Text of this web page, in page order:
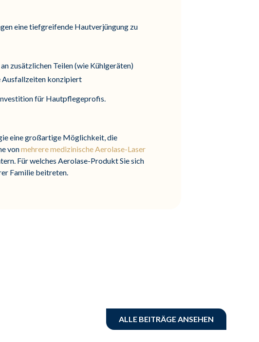
eine tiefgreifende Hautverjüngung zu
zusätzlichen Teilen (wie Kühlgeräten)
Ausfallzeiten konzipiert
für Hautpflegeprofis.
eine großartige Möglichkeit, die
vonmehrere medizinische Aerolase-Laser
Für welches Aerolase-Produkt Sie sich
Familie beitreten.
ALLE BEITRÄGE ANSEHEN